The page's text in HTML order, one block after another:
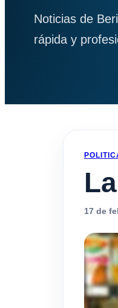
Noticias de
rápida y
17 de